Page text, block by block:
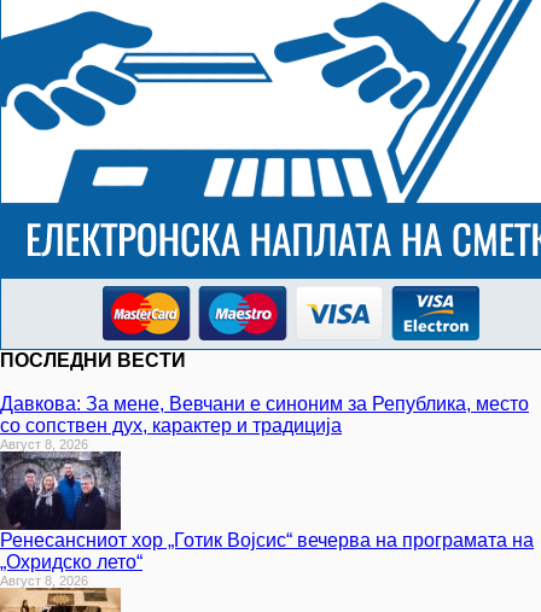
ПОСЛЕДНИ ВЕСТИ
Давкова: За мене, Вевчани е синоним за Република, место
со сопствен дух, карактер и традиција
Август 8, 2026
Ренесансниот хор „Готик Војсис“ вечерва на програмата на
„Охридско лето“
Август 8, 2026